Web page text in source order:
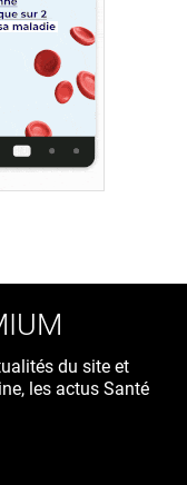
du site et
les actus Santé